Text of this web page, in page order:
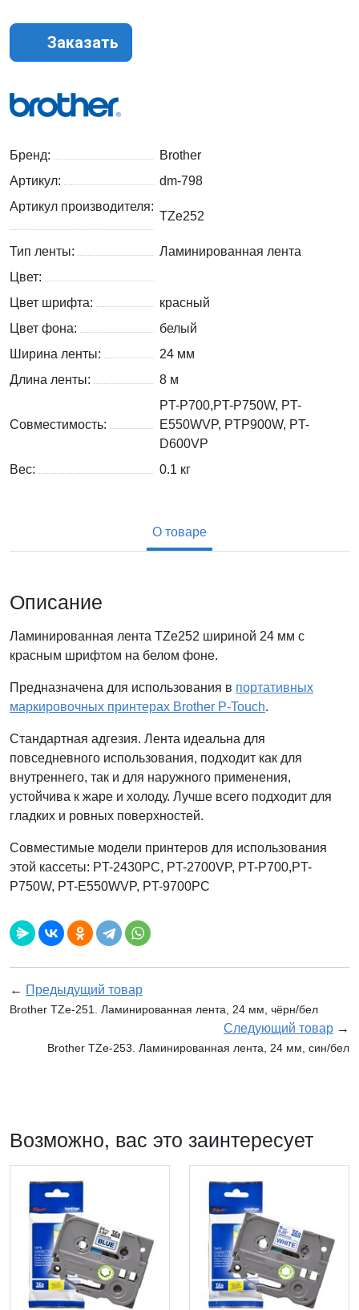
Заказать
Бренд:
Brother
Артикул:
dm-798
Артикул производителя:
TZe252
Тип ленты:
Ламинированная лента
Цвет:
Цвет шрифта:
красный
Цвет фона:
белый
Ширина ленты:
24 мм
Длина ленты:
8 м
Совместимость:
PT-P700,PT-P750W, PT-
E550WVP, PTP900W, PT-
D600VP
Вес:
0.1 кг
О товаре
Описание
Ламинированная лента TZe252 шириной 24 мм с
красным шрифтом на белом фоне.
Предназначена для использования в портативных
маркировочных принтерах Brother P-Touch.
Стандартная адгезия. Лента идеальна для
повседневного использования, подходит как для
внутреннего, так и для наружного применения,
устойчива к жаре и холоду. Лучше всего подходит для
гладких и ровных поверхностей.
Совместимые модели принтеров для использования
этой кассеты: PT-2430PC, PT-2700VP, PT-P700,PT-
P750W, PT-E550WVP, PT-9700PC
← Предыдущий товар
Brother TZe-251. Ламинированная лента, 24 мм, чёрн/бел
Следующий товар →
Brother TZe-253. Ламинированная лента, 24 мм, син/бел
Возможно, вас это заинтересует